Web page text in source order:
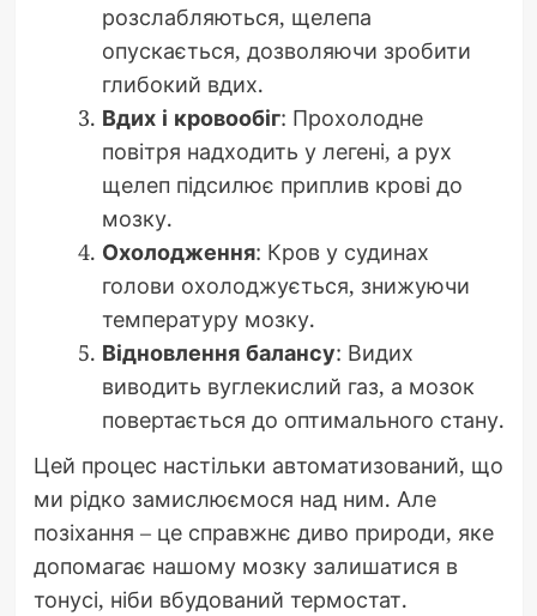
розслабляються, щелепа
опускається, дозволяючи зробити
глибокий вдих.
Вдих і кровообіг: Прохолодне
повітря надходить у легені, а рух
щелеп підсилює приплив крові до
мозку.
Охолодження: Кров у судинах
голови охолоджується, знижуючи
температуру мозку.
Відновлення балансу: Видих
виводить вуглекислий газ, а мозок
повертається до оптимального стану.
Цей процес настільки автоматизований, що
ми рідко замислюємося над ним. Але
позіхання – це справжнє диво природи, яке
допомагає нашому мозку залишатися в
тонусі, ніби вбудований термостат.